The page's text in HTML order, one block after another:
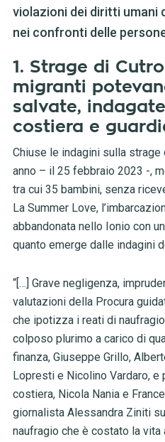
violazioni dei diritti umani
nei confronti delle
1. Strage di
migranti
salvate,
costiera e
Chiuse le indagini sulla
anno – il 25 febbraio 2023 -,
tra cui 35 bambini, senza
La Summer Love,
abbandonata nello Ionio con
quanto emerge dalle indagini
“[…] Grave negligenza,
valutazioni della Procura
che ipotizza i reati di
colposo plurimo a carico di
finanza, Giuseppe Grillo,
Lopresti e Nicolino Vardaro, e
costiera, Nicola Nania e
giornalista Alessandra Ziniti
naufragio che è costato la